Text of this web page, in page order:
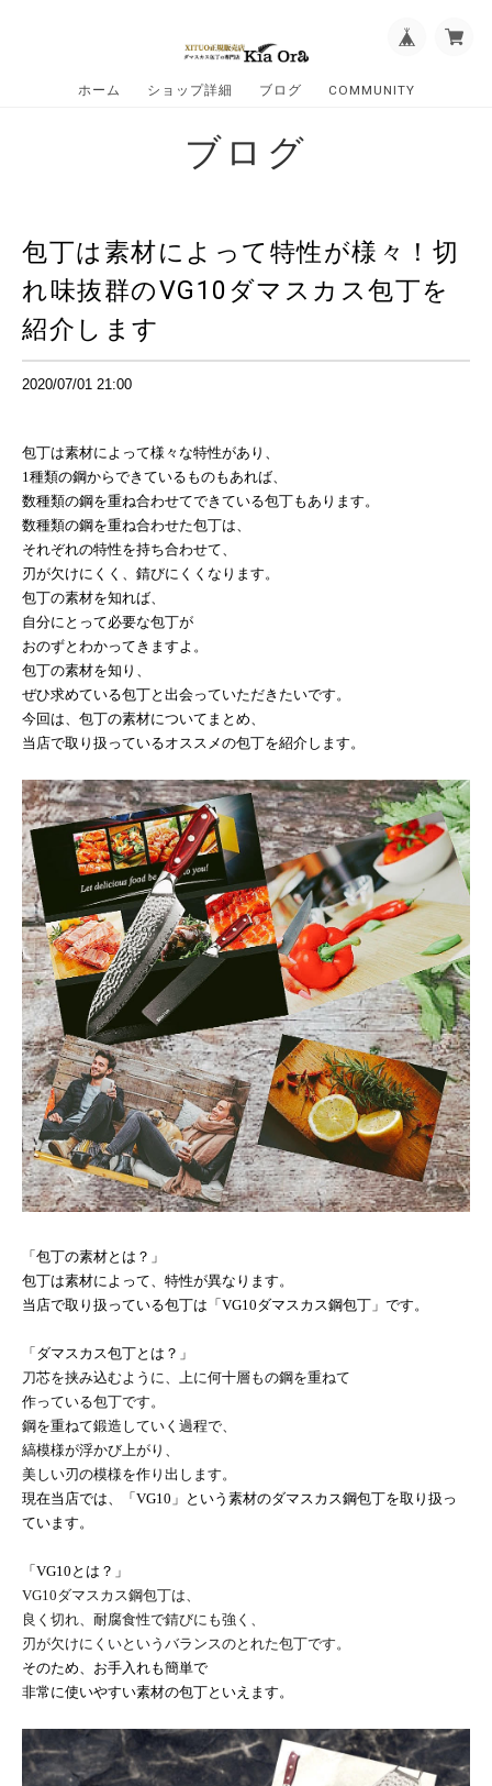
ホーム ショップ詳細 ブログ COMMUNITY
ブログ
包丁は素材によって特性が様々！切
れ味抜群のVG10ダマスカス包丁を
紹介します
2020/07/01 21:00
包丁は素材によって様々な特性があり、
1種類の鋼からできているものもあれば、
数種類の鋼を重ね合わせてできている包丁もあります。
数種類の鋼を重ね合わせた包丁は、
それぞれの特性を持ち合わせて、
刃が欠けにくく、錆びにくくなります。
包丁の素材を知れば、
自分にとって必要な包丁が
おのずとわかってきますよ。
包丁の素材を知り、
ぜひ求めている包丁と出会っていただきたいです。
今回は、包丁の素材についてまとめ、
当店で取り扱っているオススメの包丁を紹介します。
「包丁の素材とは？」
包丁は素材によって、特性が異なります。
当店で取り扱っている包丁は「 VG10ダマスカス鋼包丁」です。
「ダマスカス包丁とは？」
刀芯を挟み込むように、上に何十層もの鋼を重ねて
作っている包丁です。
鋼を重ねて鍛造していく過程で、
縞模様が浮かび上がり、
美しい刃の模様を作り出します。
現在当店では、「 VG10 」という素材のダマスカス鋼包丁を取り扱っ
ています。
「 VG10 とは？」
VG10ダマスカス鋼包丁は、
良く切れ、耐腐食性で錆びにも強く、
刃が欠けにくいというバランスのとれた包丁です。
そのため、お手入れも簡単で
非常に使いやすい素材の包丁といえます。